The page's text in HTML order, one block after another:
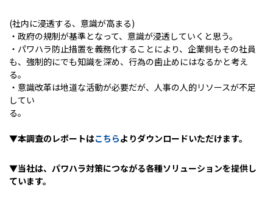
(社内に浸透する、意識が高まる)
・政府の規制が基準となって、意識が浸透していくと思う。
・パワハラ防止措置を義務化することにより、企業側もその社員
も、強制的にでも知識を深め、行為の歯止めにはなるかと考え
る。
・意識改革は地道な活動が必要だが、人事の人的リソースが不足
してい
る。
▼本調査のレポートはこちらよりダウンロードいただけます。
▼当社は、パワハラ対策につながる各種ソリューションを提供し
ています。